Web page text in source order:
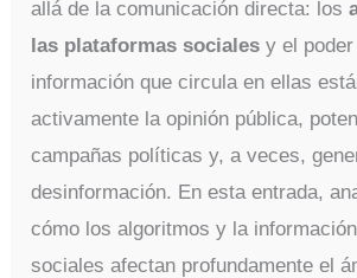
allá de la comunicación directa: los
las plataformas sociales y el
información que circula en ellas
activamente la opinión pública,
campañas políticas y, a veces,
desinformación. En esta entrada,
cómo los algoritmos y la
sociales afectan profundamente el